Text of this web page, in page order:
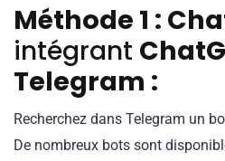
Méthode 1 :
intégrant
Telegram :
Recherchez dans Telegram un
De nombreux bots sont